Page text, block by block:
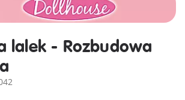
lalek - Rozbudowa